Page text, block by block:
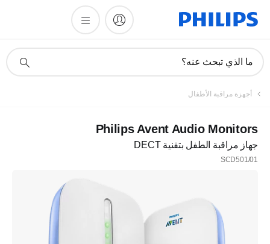
دعم
ما الذي تبحث عنه؟
أجهزة مراقبة الأطفال
Philips Avent Audio Monitors
جهاز مراقبة الطفل بتقنية DECT
SCD501/01